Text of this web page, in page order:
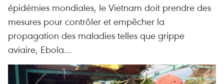
épidémies mondiales, le Vietnam doit prendre des
mesures pour contrôler et empêcher la
propagation des maladies telles que grippe
aviaire, Ebola...